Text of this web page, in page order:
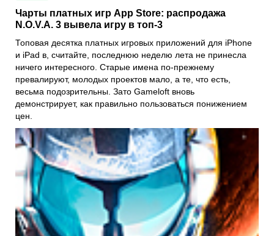
Чарты платных игр App Store: распродажа
N.O.V.A. 3 вывела игру в топ-3
Топовая десятка платных игровых приложений для iPhone
и iPad в, считайте, последнюю неделю лета не принесла
ничего интересного. Старые имена по-прежнему
превалируют, молодых проектов мало, а те, что есть,
весьма подозрительны. Зато Gameloft вновь
демонстрирует, как правильно пользоваться понижением
цен.